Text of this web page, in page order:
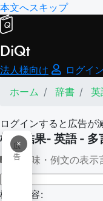
本文へスキップ
DiQt
法人様向け
ログイン
ホーム
辞書 英
ログインすると広告が
×
広
告
検索結果- 英語 - 多
意味・例文の表示
検索内容: